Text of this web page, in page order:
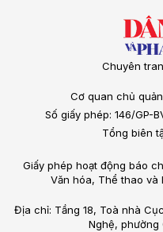
Chuyên
Cơ quan chủ
Số giấy phép: 146/GP-
Tổng biên
Giấy phép hoạt động báo
Văn hóa, Thể thao và
Địa chỉ: Tầng 18, Toà nhà
Nghệ, phường